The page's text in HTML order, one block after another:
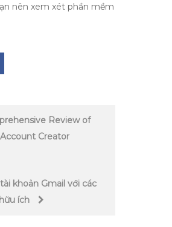
nên xem xét phần mềm
Review of
Creator
khoản Gmail với các
ích